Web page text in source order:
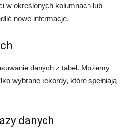
w określonych kolumnach lub
nowe informacje.
danych z tabel. Możemy
wybrane rekordy, które spełniają
danych